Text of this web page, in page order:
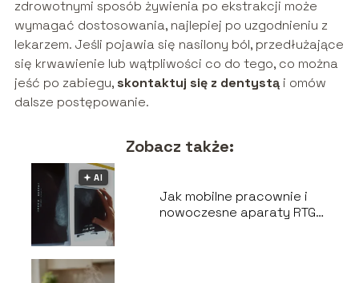
zdrowotnymi sposób żywienia po ekstrakcji może
wymagać dostosowania, najlepiej po uzgodnieniu z
lekarzem. Jeśli pojawia się nasilony ból, przedłużające
się krwawienie lub wątpliwości co do tego, co można
jeść po zabiegu, skontaktuj się z dentystąi omów
dalsze postępowanie.
Zobacz także:
🟅 AI
Jak mobilne pracownie i
nowoczesne aparaty RTG